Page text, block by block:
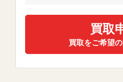
買取
買取をご希望